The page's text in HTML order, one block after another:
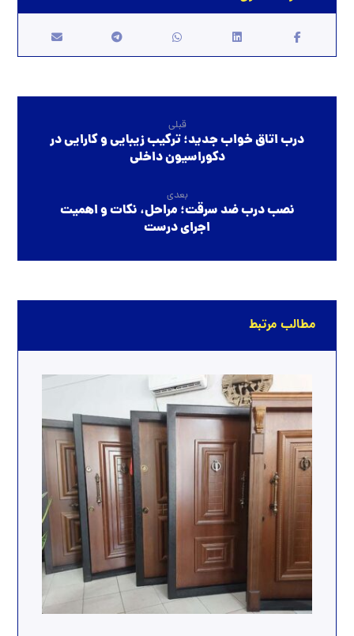
قبلی
درب اتاق خواب جدید؛ ترکیب زیبایی و کارایی در
دکوراسیون داخلی
بعدی
نصب درب ضد سرقت؛ مراحل، نکات و اهمیت
اجرای درست
مطالب مرتبط